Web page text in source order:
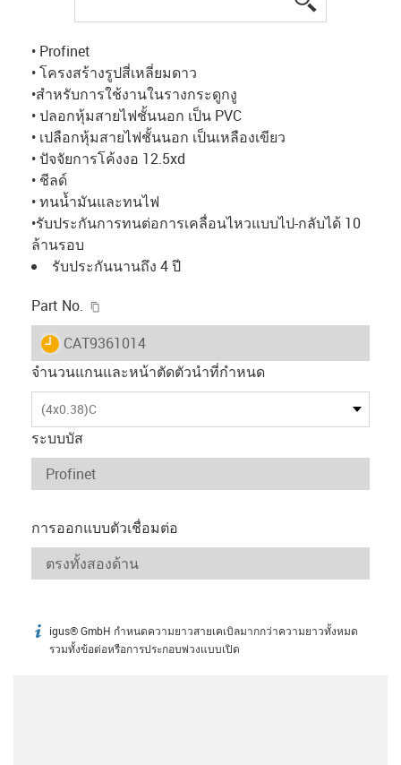
• Profinet
• โครงสร้างรูปสี่เหลี่ยมดาว
•สำหรับการใช้งานในรางกระดูกงู
• ปลอกหุ้มสายไฟชั้นนอก เป็น PVC
• เปลือกหุ้มสายไฟชั้นนอก เป็นเหลืองเขียว
• ปัจจัยการโค้งงอ 12.5xd
• ชีลด์
• ทนน้ำมันและทนไฟ
•รับประกันการทนต่อการเคลื่อนไหวแบบไป-กลับได้ 10
ล้านรอบ
รับประกันนานถึง 4 ปี
Part No.
igus-icon-lieferzeit
CAT9361014
จำนวนแกนและหน้าตัดตัวนำที่กำหนด
(4x0.38)C
ระบบบัส
การออกแบบตัวเชื่อมต่อ
igus-icon-info
igus® GmbH กำหนดความยาวสายเคเบิลมากกว่าความยาวทั้งหมด
รวมทั้งข้อต่อหรือการประกอบพ่วงแบบเปิด